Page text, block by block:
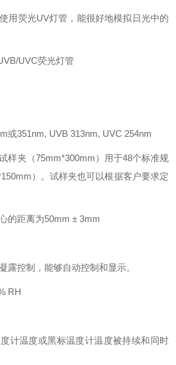
用荧光UV灯管，能很好地模拟日光中的
UVC荧光灯管
或351nm, UVB 313nm, UVC 254nm
样夹（75mm*300mm）用于48个标准规
150mm）。试样夹也可以根据客户要求定
的距离为50mm ± 3mm
露控制，能够自动控制和显示。
RH
计温度或黑标温度计温度被持续和同时